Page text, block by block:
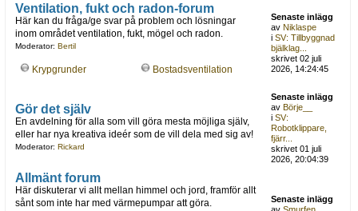
Ventilation, fukt och radon-forum
Här kan du fråga/ge svar på problem och lösningar
inom området ventilation, fukt, mögel och radon.
Moderator: Bertil
Krypgrunder Bostadsventilation
Senaste inlägg
avNiklaspe
iSV: Tillbyggnad
bjälklag...
skrivet 02 juli
2026, 14:24:45
Gör det själv
En avdelning för alla som vill göra mesta möjliga själv,
eller har nya kreativa ideér som de vill dela med sig av!
Moderator: Rickard
Senaste inlägg
avBörje__
iSV:
Robotklippare,
fjärr...
skrivet 01 juli
2026, 20:04:39
Allmänt forum
Här diskuterar vi allt mellan himmel och jord, framför allt
sånt som inte har med värmepumpar att göra.
Senaste inlägg